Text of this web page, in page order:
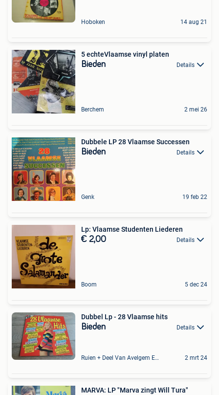
Hoboken 14 aug 21
5 echteVlaamse vinyl platen
Bieden Details
Berchem 2 mei 26
Dubbele LP 28 Vlaamse Successen
Bieden Details
Genk 19 feb 22
Lp: Vlaamse Studenten Liederen
€ 2,00 Details
Boom 5 dec 24
Dubbel Lp - 28 Vlaamse hits
Bieden Details
Ruien + Deel Van Avelgem En Waarmaarde 2 mrt 24
MARVA: LP "Marva zingt Will Tura"